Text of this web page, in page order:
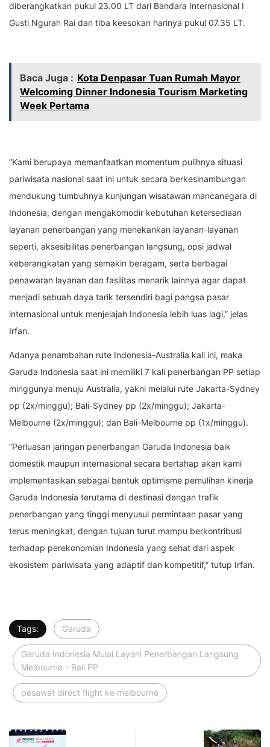
diberangkatkan pukul 23.00 LT dari Bandara Internasional I
Gusti Ngurah Rai dan tiba keesokan harinya pukul 07.35 LT.
Baca Juga : Kota Denpasar Tuan Rumah Mayor
Welcoming Dinner Indonesia Tourism Marketing
Week Pertama
“Kami berupaya memanfaatkan momentum pulihnya situasi
pariwisata nasional saat ini untuk secara berkesinambungan
mendukung tumbuhnya kunjungan wisatawan mancanegara di
Indonesia, dengan mengakomodir kebutuhan ketersediaan
layanan penerbangan yang menekankan layanan-layanan
seperti, aksesibilitas penerbangan langsung, opsi jadwal
keberangkatan yang semakin beragam, serta berbagai
penawaran layanan dan fasilitas menarik lainnya agar dapat
menjadi sebuah daya tarik tersendiri bagi pangsa pasar
internasional untuk menjelajah Indonesia lebih luas lagi,” jelas
Irfan.
Adanya penambahan rute Indonesia-Australia kali ini, maka
Garuda Indonesia saat ini memiliki 7 kali penerbangan PP setiap
minggunya menuju Australia, yakni melalui rute Jakarta-Sydney
pp (2x/minggu); Bali-Sydney pp (2x/minggu); Jakarta-
Melbourne (2x/minggu); dan Bali-Melbourne pp (1x/minggu).
“Perluasan jaringan penerbangan Garuda Indonesia baik
domestik maupun internasional secara bertahap akan kami
implementasikan sebagai bentuk optimisme pemulihan kinerja
Garuda Indonesia terutama di destinasi dengan trafik
penerbangan yang tinggi menyusul permintaan pasar yang
terus meningkat, dengan tujuan turut mampu berkontribusi
terhadap perekonomian Indonesia yang sehat dari aspek
ekosistem pariwisata yang adaptif dan kompetitif,” tutup Irfan.
Tags: Garuda
Garuda Indonesia Mulai Layani Penerbangan Langsung
Melbourne - Bali PP
pesawat direct flight ke melbourne